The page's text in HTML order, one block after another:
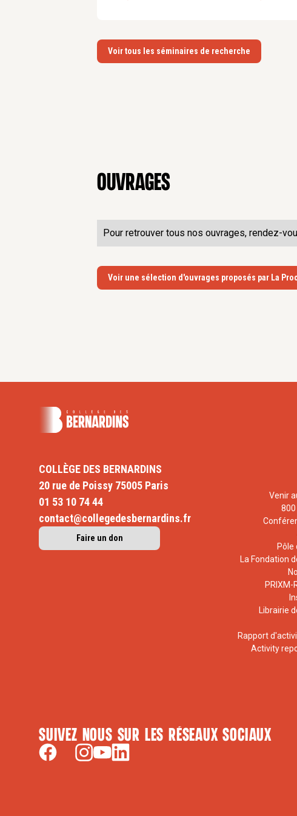
Voir tous les séminaires de recherche
Ouvrages
Pour retrouver tous nos ouvrages, rendez-
Voir une sélection d'ouvrages proposés par La
COLLÈGE DES BERNARDINS
20 rue de Poissy 75005 Paris
01 53 10 74 44
contact@collegedesbernardins.fr
Faire un don
Venir
Pôle
La Fondation
PRIXM-
Librairie
Rapport
Activity
Suivez nous sur les réseaux sociaux